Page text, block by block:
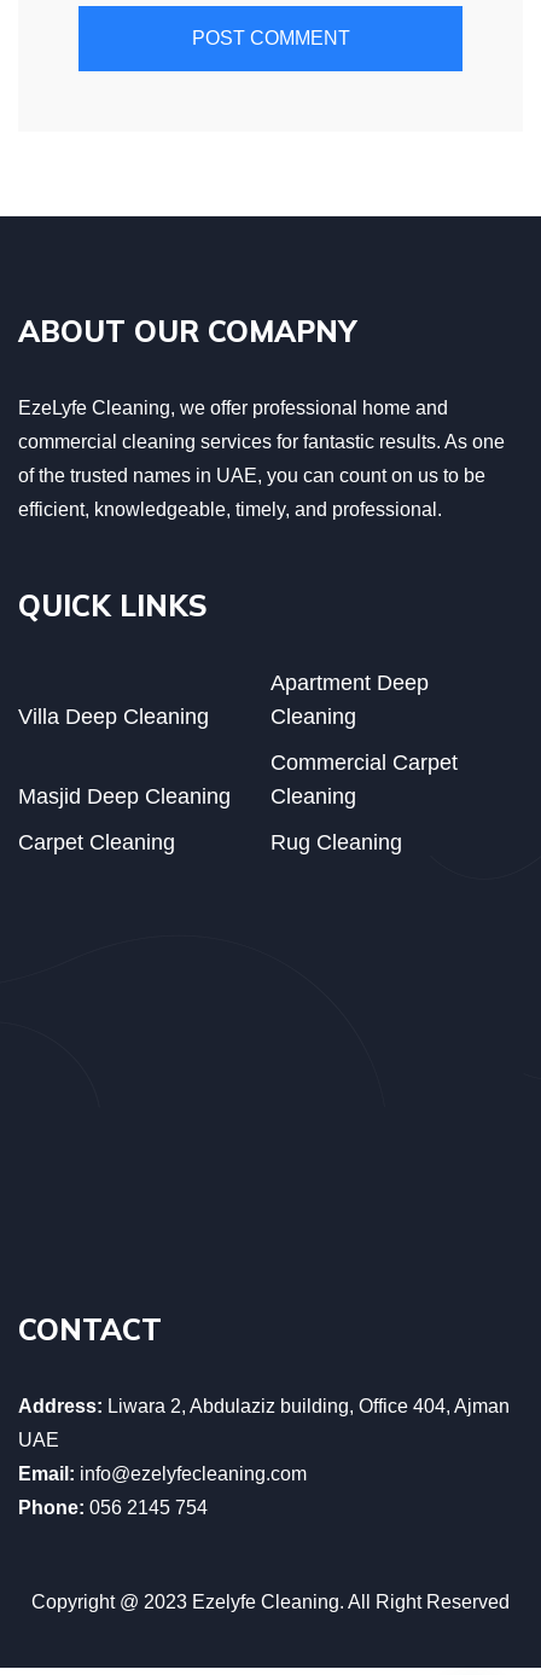
POST COMMENT
ABOUT OUR COMAPNY
EzeLyfe Cleaning, we offer professional home and
commercial cleaning services for fantastic results. As one
of the trusted names in UAE, you can count on us to be
efficient, knowledgeable, timely, and professional.
QUICK LINKS
Villa Deep Cleaning
Apartment Deep
Cleaning
Masjid Deep Cleaning
Commercial Carpet
Cleaning
Carpet Cleaning
Rug Cleaning
CONTACT
Address: Liwara 2, Abdulaziz building, Office 404, Ajman
UAE
Email: info@ezelyfecleaning.com
Phone: 056 2145 754
Copyright @ 2023 Ezelyfe Cleaning. All Right Reserved